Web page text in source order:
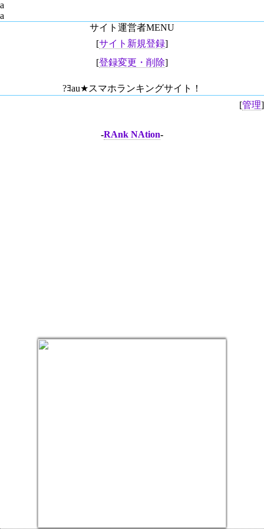
a
a
サイト運営者MENU
[サイト新規登録]
[登録変更・削除]
?ﾖau★スマホランキングサイト！
[管理]
-RAnk NAtion-